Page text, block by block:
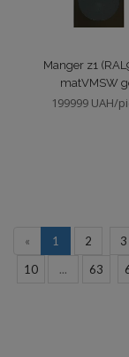
Manger z1
matVMSW
199999 UAH/
« 1 2 3
10
... 63